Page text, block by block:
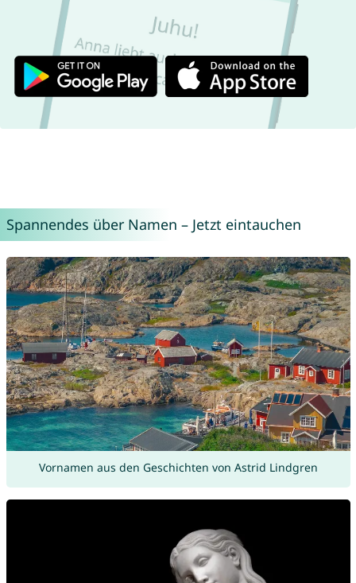
Spannendes über Namen – Jetzt eintauchen
Vornamen aus den Geschichten von Astrid Lindgren